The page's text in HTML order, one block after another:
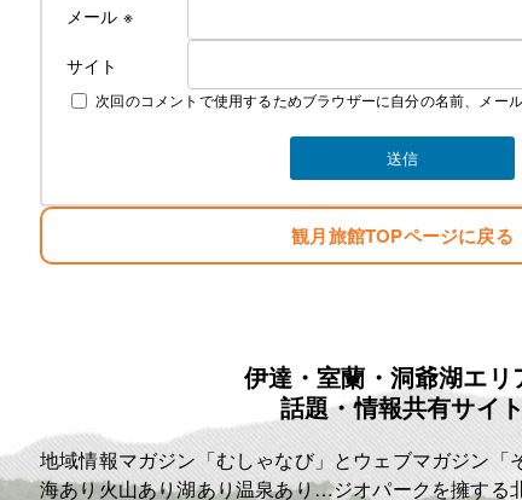
素泊まり ￥4000 税込み ￥4400
夕食 ￥1300 税込み ￥1430
朝食 ￥700 税込み ￥770
お弁当 ￥750 税込み ￥825
冬季の暖房費 ￥300 税込み ￥330
夏季の冷房費 ￥300 税込み ￥330
宿泊税 一泊に付き ￥100
一泊二食 ￥6000 税込み ￥6600
一泊夕食 ￥5300 税込み ￥5830
一泊朝食 ￥4700 税込み ￥5170
となります
よろしくお願いいたします！
T843-000-206-3218
メール ※
サイト
次回のコメントで使用するためブラウザーに自分の名前、メー
観月旅館TOPページに戻る
伊達・室蘭・洞爺湖エリ
話題・情報共有サイ
地域情報マガジン「むしゃなび」とウェブマガジン「
海あり火山あり湖あり温泉あり…ジオパークを擁する